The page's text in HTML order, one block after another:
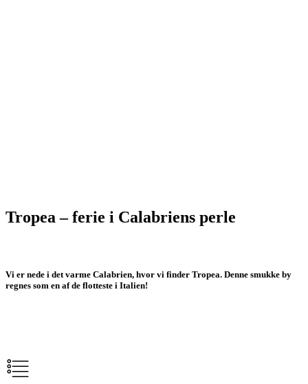
Tropea – ferie i Calabriens perle
Vi er nede i det varme Calabrien, hvor vi finder Tropea. Denne smukke by
regnes som en af de flotteste i Italien!